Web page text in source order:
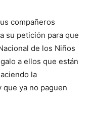
compañeros
su petición para que
de los Niños
a ellos que están
la
que ya no paguen